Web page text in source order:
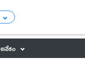
అనేకం